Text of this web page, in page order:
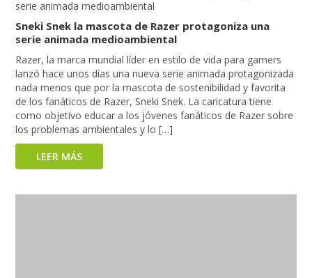
Sneki Snek la mascota de Razer protagoniza una
serie animada medioambiental
Razer, la marca mundial líder en estilo de vida para gamers
lanzó hace unos días una nueva serie animada protagonizada
nada menos que por la mascota de sostenibilidad y favorita
de los fanáticos de Razer, Sneki Snek. La caricatura tiene
como objetivo educar a los jóvenes fanáticos de Razer sobre
los problemas ambientales y lo […]
LEER MÁS